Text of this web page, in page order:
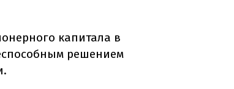
капитала в
решением